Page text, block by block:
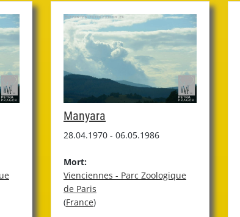
Manyara
28.04.1970 - 06.05.1986
Mort:
Vienciennes - Parc Zoologique
de Paris
(France)